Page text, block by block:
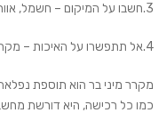
3.חשבו על המיקום – חשמל,
4.אל תתפשרו על האיכות –
מקרר מיני בר הוא תוספת
כמו כל רכישה, היא דורשת